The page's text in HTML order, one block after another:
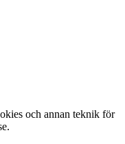
och annan teknik för